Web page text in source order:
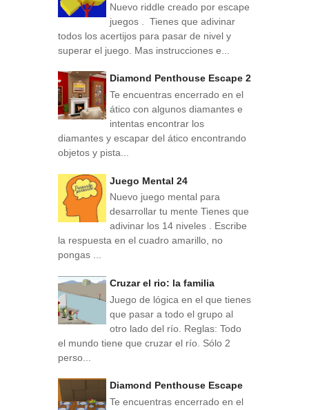
Nuevo riddle creado por escape
juegos . Tienes que adivinar
todos los acertijos para pasar de nivel y
superar el juego. Mas instrucciones e...
Diamond Penthouse Escape 2
Te encuentras encerrado en el
ático con algunos diamantes e
intentas encontrar los
diamantes y escapar del ático encontrando
objetos y pista...
Juego Mental 24
Nuevo juego mental para
desarrollar tu mente Tienes que
adivinar los 14 niveles . Escribe
la respuesta en el cuadro amarillo, no
pongas ...
Cruzar el rio: la familia
Juego de lógica en el que tienes
que pasar a todo el grupo al
otro lado del río. Reglas: Todo
el mundo tiene que cruzar el río. Sólo 2
perso...
Diamond Penthouse Escape
Te encuentras encerrado en el